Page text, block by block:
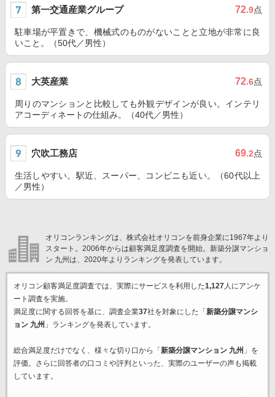
第一交通産業グループ 72.9点
駐車場が平置きで、機械式のものがないことと立地が非常に良
いこと。（50代／男性）
大英産業 72.6点
周りのマンションと比較しても外観デザインが良い。インテリ
アコーディネートの仕組み。（40代／男性）
穴吹工務店 69.2点
生活しやすい。駅近、スーパー、コンビニも近い。（60代以上
／男性）
オリコンランキングは、株式会社オリコンを前身企業に1967年より
スタート。2006年からは顧客満足度調査を開始。新築分譲マンショ
ン 九州は、2020年よりランキングを発表しています。
オリコン顧客満足度調査では、実際にサービスを利用した1,127人にアンケ
ート調査を実施。
満足度に関する回答を基に、調査企業37社を対象にした「 新築分譲マンシ
ョン 九州 」ランキングを発表しています。
総合満足度だけでなく、様々な切り口から「 新築分譲マンション 九州 」を
評価。さらに回答者の口コミや評判といった、実際のユーザーの声も掲載
しています。